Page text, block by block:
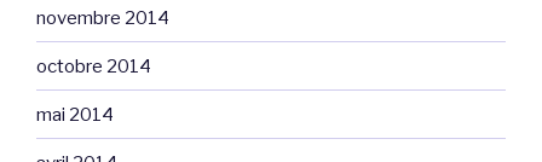
novembre 2014
octobre 2014
mai 2014